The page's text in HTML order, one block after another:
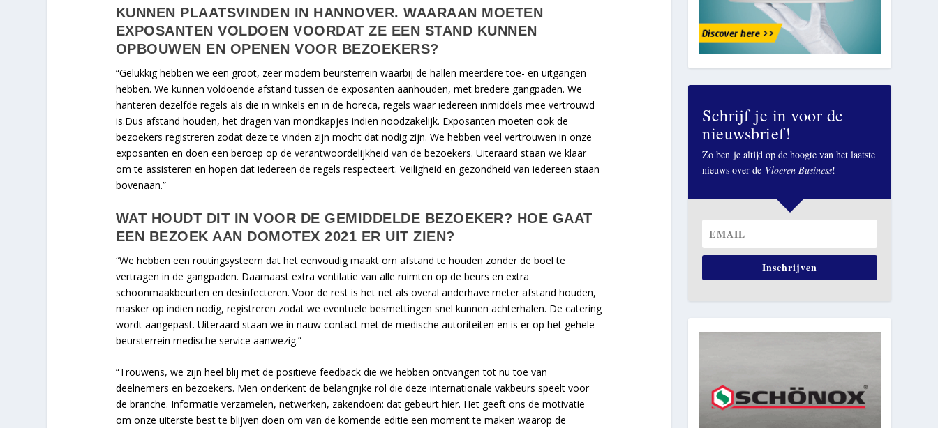
KUNNEN PLAATSVINDEN IN HANNOVER. WAARAAN MOETEN
EXPOSANTEN VOLDOEN VOORDAT ZE EEN STAND KUNNEN
OPBOUWEN EN OPENEN VOOR BEZOEKERS?
“Gelukkig hebben we een groot, zeer modern beursterrein waarbij de hallen meerdere toe- en uitgangen
hebben. We kunnen voldoende afstand tussen de exposanten aanhouden, met bredere gangpaden. We
hanteren dezelfde regels als die in winkels en in de horeca, regels waar iedereen inmiddels mee vertrouwd
is.Dus afstand houden, het dragen van mondkapjes indien noodzakelijk. Exposanten moeten ook de
bezoekers registreren zodat deze te vinden zijn mocht dat nodig zijn. We hebben veel vertrouwen in onze
exposanten en doen een beroep op de verantwoordelijkheid van de bezoekers. Uiteraard staan we klaar
om te assisteren en hopen dat iedereen de regels respecteert. Veiligheid en gezondheid van iedereen staan
bovenaan.”
WAT HOUDT DIT IN VOOR DE GEMIDDELDE BEZOEKER? HOE GAAT
EEN BEZOEK AAN DOMOTEX 2021 ER UIT ZIEN?
“We hebben een routingsysteem dat het eenvoudig maakt om afstand te houden zonder de boel te
vertragen in de gangpaden. Daarnaast extra ventilatie van alle ruimten op de beurs en extra
schoonmaakbeurten en desinfecteren. Voor de rest is het net als overal anderhave meter afstand houden,
masker op indien nodig, registreren zodat we eventuele besmettingen snel kunnen achterhalen. De catering
wordt aangepast. Uiteraard staan we in nauw contact met de medische autoriteiten en is er op het gehele
beursterrein medische service aanwezig.”
“Trouwens, we zijn heel blij met de positieve feedback die we hebben ontvangen tot nu toe van
deelnemers en bezoekers. Men onderkent de belangrijke rol die deze internationale vakbeurs speelt voor
de branche. Informatie verzamelen, netwerken, zakendoen: dat gebeurt hier. Het geeft ons de motivatie
om onze uiterste best te blijven doen om van de komende editie een moment te maken waarop de
Schrijf je in voor de
nieuwsbrief!
Zo ben je altijd op de hoogte van het laatste
nieuws over de Vloeren Business!
Inschrijven